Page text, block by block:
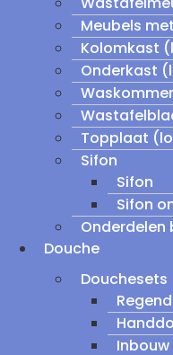
Meubels
Kolomkast
Onderkast
Topplaat
Sifon
Sifon
Sifon
Onderdelen
Douche
Douchesets